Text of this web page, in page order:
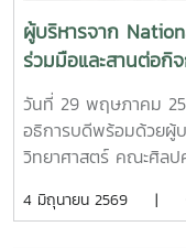
ผู้บริหารจาก
ร่วมมือและสานต่อกิ
วันที่ 29 พฤษภาคม
อธิการบดีพร้อมด้วยผู้
วิทยาศาสตร์ คณะศิล
วิทยาลัยพลังงานทดแท
4 มิถุนายน 2569 |